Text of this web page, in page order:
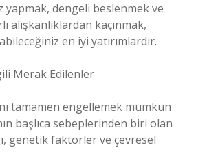
yapmak, dengeli beslenmek ve
alışkanlıklardan kaçınmak,
en iyi yatırımlardır.
Merak Edilenler
tamamen engellemek mümkün
başlıca sebeplerinden biri olan
genetik faktörler ve çevresel